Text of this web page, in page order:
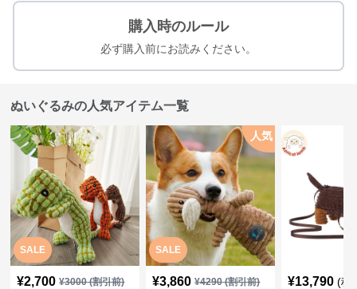
購入時のルール
必ず購入前にお読みください。
ぬいぐるみの人気アイテム一覧
SALE
¥2,700 ¥3000(割引前)
SALE
人気
¥3,860 ¥4290(割引前) ¥13,790 (税